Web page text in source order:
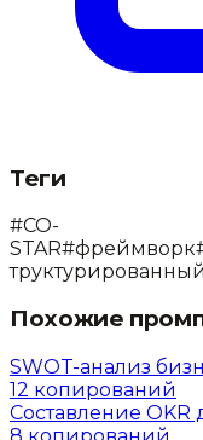
Теги
#CO-
STAR#фреймворк
труктурированный
Похожие
SWOT-анализ
12 копирований
Составление